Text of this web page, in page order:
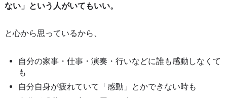
ない」という人がいてもいい。
と心から思っているから、
自分の家事・仕事・演奏・行いなどに誰も感動しなくて
も
自分自身が疲れていて「感動」とかできない時も